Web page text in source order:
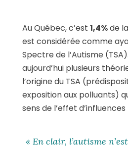
Au Québec, c’est 1,4%de
est considérée comme
Spectre de l’Autisme
aujourd’hui plusieurs
l’origine du TSA
exposition aux polluants)
sens de l’effet
« En clair, l’autisme